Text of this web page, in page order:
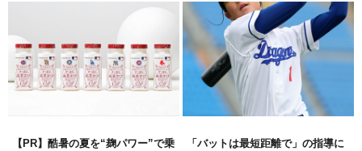
【PR】酷暑の夏を“麹パワー”で乗
「バットは最短距離で」の指導に